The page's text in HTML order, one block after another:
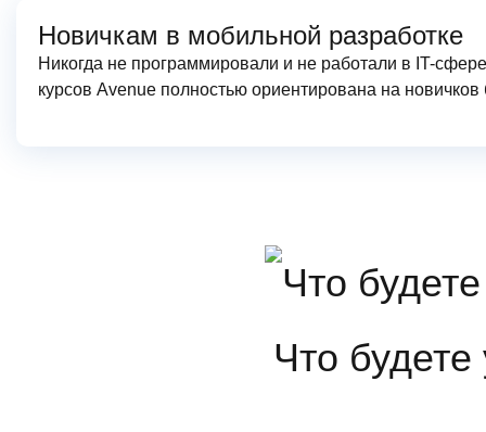
Длительность: 21 Ак.
Новичкам в мобильной разработке
Никогда не программировали и не работали в IT-
курсов Avenue полностью ориентирована на
Что